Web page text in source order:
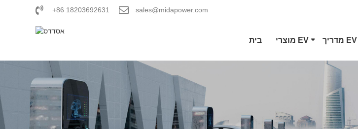
+86 18203692631 sales@midapower.com
בית מוצרי EV מדריך EV